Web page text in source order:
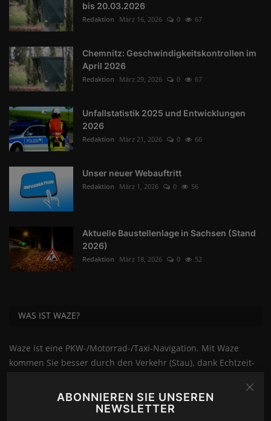
ABONNIEREN SIE UNSEREN
NEWSLETTER
bis 20.03.2026
Redaktion März 16, 2026 0 67
Chemnitz: Geschwindigkeitskontrollen im
April 2026
Redaktion März 29, 2026 0 67
Unfallstatistik 2025 und Entwicklungen
2026
Redaktion März 21, 2026 0 66
Unser neuer Webauftritt
Redaktion März 1, 2026 0 56
Aktuelle Baustellenlage in Sachsen (Stand
2026)
Redaktion März 18, 2026 0 52
WAS IST WAZE?
Waze ist eine PKW-/Motorrad-/Taxi-Navigation. Mit Waze
kommen Sie besser durch den Verkehr (Stau), dank Echtzeit-
finden Sie immer das aktuelle Kartenmaterial und wenn doch
mal was fehlt, sei es eine Baustelle oder ein Ort, eine Straße